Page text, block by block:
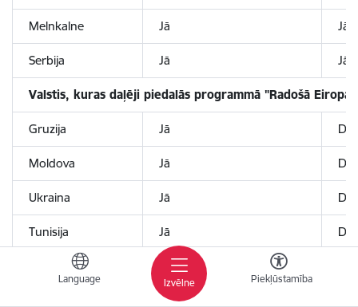
Izvēlne
Language Piekļūstamība
Melnkalne Jā Jā
Serbija Jā Jā
Valstis, kuras daļēji piedalās programmā "Radošā Eiropa"
Gruzija Jā
Moldova Jā
Ukraina Jā
Tunisija Jā
Armēnija
Jā